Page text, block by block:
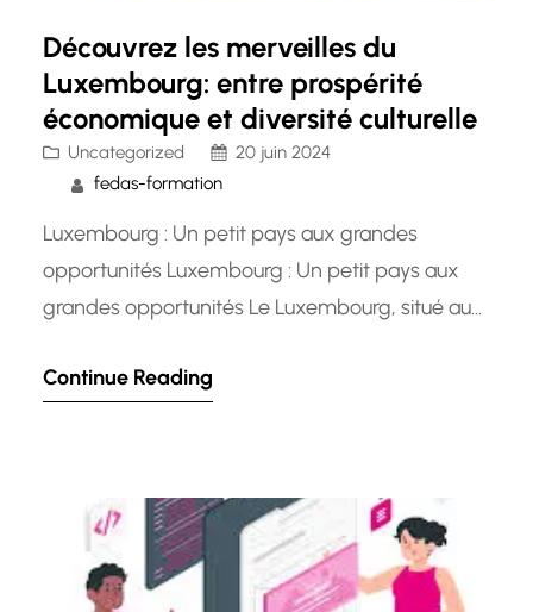
Découvrez les merveilles du
Luxembourg: entre prospérité
économique et diversité culturelle
Uncategorized
20 juin 2024
fedas-formation
Luxembourg : Un petit pays aux grandes
opportunités Luxembourg : Un petit pays aux
grandes opportunités Le Luxembourg, situé au
de merveilles et d’opportunités. Connu pour sa
Luxembourg attire des personnes du…
Continue Reading